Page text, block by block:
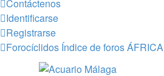
Contáctenos
Identificarse
Registrarse
Forocíclidos Índice de forosÁFRICA